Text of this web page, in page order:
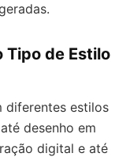
Tipo de Estilo
diferentes estilos
desenho em
digital e até